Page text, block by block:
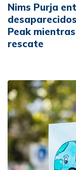
Nims Purja
Peak
rescate